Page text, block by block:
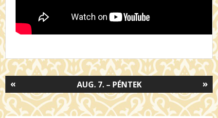
»
AUG. 7. – PÉNTEK
«